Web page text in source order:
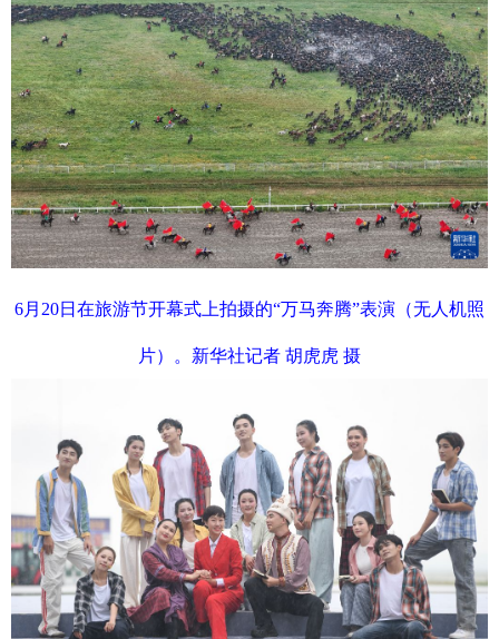
6月20日在旅游节开幕式上拍摄的“万马奔腾”表演（无人机照
片）。新华社记者 胡虎虎 摄